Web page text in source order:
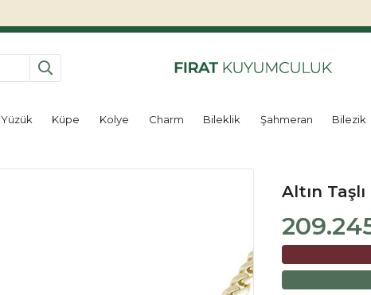
Yüzük Küpe Kolye Charm Bileklik Şahmeran Bilezik
Altın